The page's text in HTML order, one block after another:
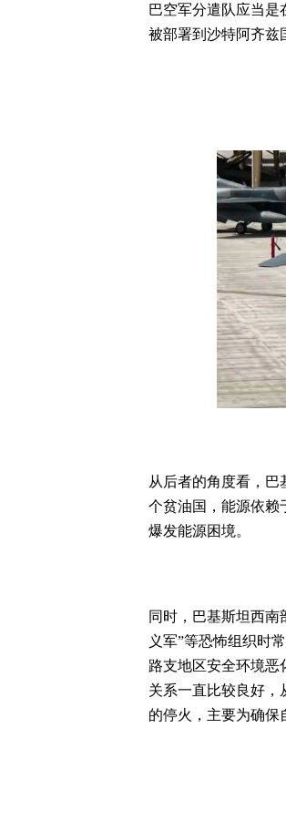
巴空军分遣队应当是
被部署到沙特阿齐兹
从后者的角度看，
个贫油国，能源依赖
爆发能源困境。
同时，巴基斯坦西
义军”等恐怖组织时
路支地区安全环境恶
关系一直比较良好，
的停火，主要为确保